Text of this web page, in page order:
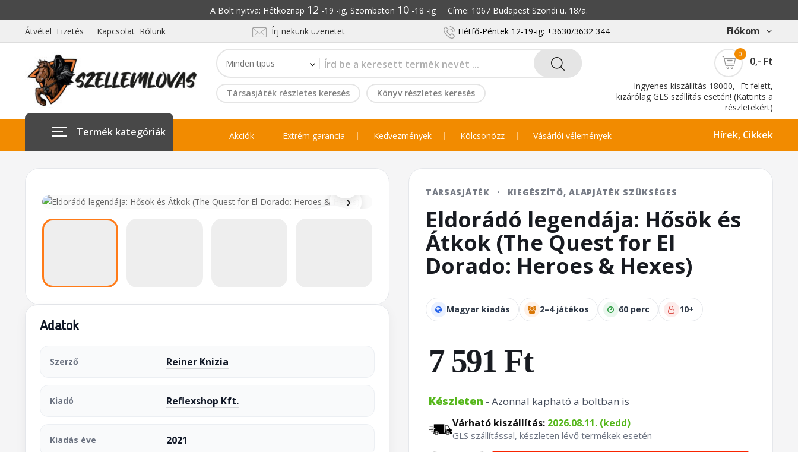
A Bolt nyitva: Hétköznap 12 -19 -ig, Szombaton 10-18 -ig Címe: 1067 Budapest Szondi u. 18/a.
Átvétel Fizetés
Kapcsolat Rólunk Írj nekünk üzenetet Hétfő-Péntek 12-19-ig: +3630/3632 344 Fiókom
Társasjáték részletes keresés Könyv részletes keresés
0
0,- Ft
Ingyenes kiszállítás 18000,- Ft felett,
kizárólag GLS szállítás esetén! (Kattints a
részletekért)
Termék kategóriák Akciók Extrém garancia Kedvezmények Kölcsönözz Vásárlói vélemények Hírek, Cikkek
›
Adatok
Szerző Reiner Knizia
Kiadó Reflexshop Kft.
Kiadás éve 2021
TÁRSASJÁTÉK · KIEGÉSZÍTŐ, ALAPJÁTÉK SZÜKSÉGES
Eldorádó legendája: Hősök és
Átkok (The Quest for El
Dorado: Heroes & Hexes)
Magyar kiadás 2–4 játékos 60 perc 10+
7 591 Ft
Készleten - Azonnal kapható a boltban is
Várható kiszállítás: 2026.08.11. (kedd)
GLS szállítással, készleten lévő termékek esetén